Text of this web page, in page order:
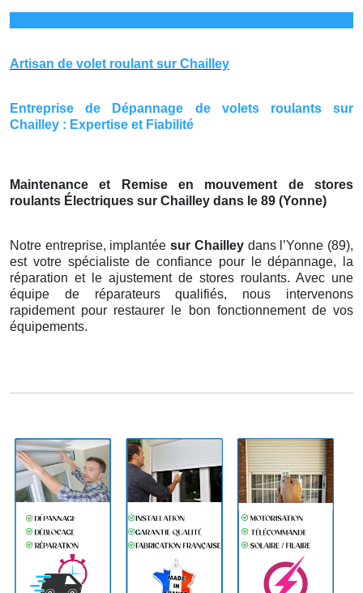
Artisan de volet roulant sur Chailley
Entreprise de Dépannage de volets roulants sur
Chailley : Expertise et Fiabilité
Maintenance et Remise en mouvement de stores
roulants Électriques sur Chailley dans le 89 (Yonne)
Notre entreprise, implantéesur Chailley dans l’Yonne (89),
est votre spécialiste de confiance pour le dépannage, la
réparation et le ajustement de stores roulants. Avec une
équipe de réparateurs qualifiés, nous intervenons
rapidement pour restaurer le bon fonctionnement de vos
équipements.